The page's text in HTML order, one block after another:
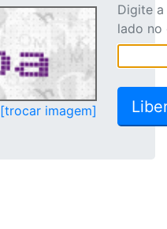
[trocar imagem]
Digite
lado no